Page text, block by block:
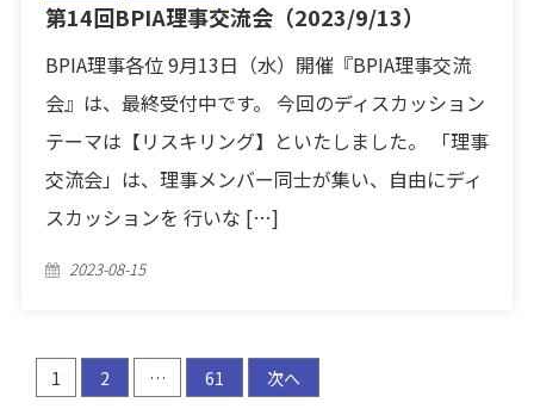
第14回BPIA理事交流会（2023/9/13）
BPIA理事各位 9月13日（水）開催『BPIA理事交流
会』は、最終受付中です。 今回のディスカッション
テーマは【リスキリング】といたしました。 「理事
交流会」は、理事メンバー同士が集い、自由にディ
スカッションを 行いな […]
Posted
2023-08-15
投
稿
1 2 … 61 次へ